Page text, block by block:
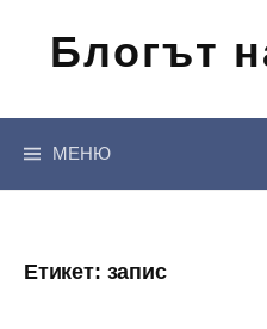
съдържанието
Блогът
МЕНЮ
Етикет: запис